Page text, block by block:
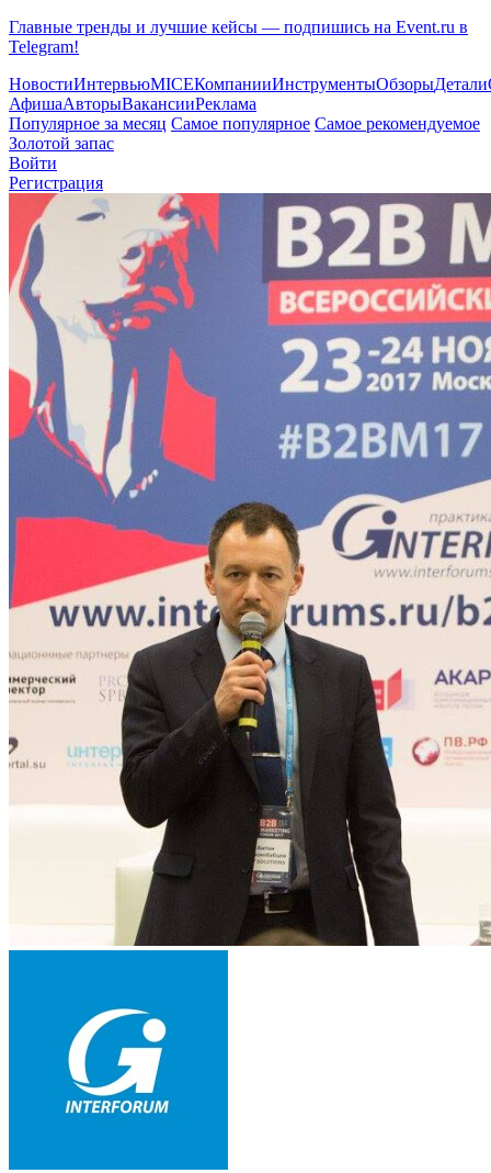
Главные тренды и лучшие кейсы — подпишись на Event.ru в
Telegram!
НовостиИнтервьюMICEКомпанииИнструментыОбзорыДетали
АфишаАвторыВакансииРеклама
Популярное за месяц Самое популярное Самое рекомендуемое
Золотой запас
Войти
Регистрация